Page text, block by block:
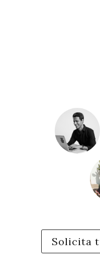
Solicita